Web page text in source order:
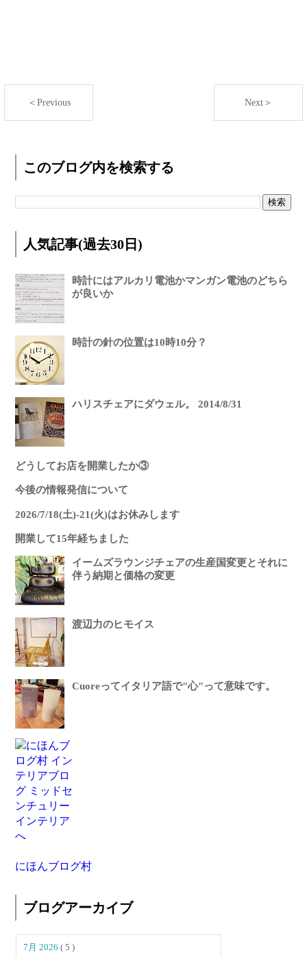
＜Previous Next＞
このブログ内を検索する
人気記事(過去30日)
時計にはアルカリ電池かマンガン電池のどちら
が良いか
時計の針の位置は10時10分？
ハリスチェアにダウェル。 2014/8/31
どうしてお店を開業したか③
今後の情報発信について
2026/7/18(土)-21(火)はお休みします
開業して15年経ちました
イームズラウンジチェアの生産国変更とそれに
伴う納期と価格の変更
渡辺力のヒモイス
Cuoreってイタリア語で"心"って意味です。
にほんブログ村
ブログアーカイブ
7月 2026( 5 )